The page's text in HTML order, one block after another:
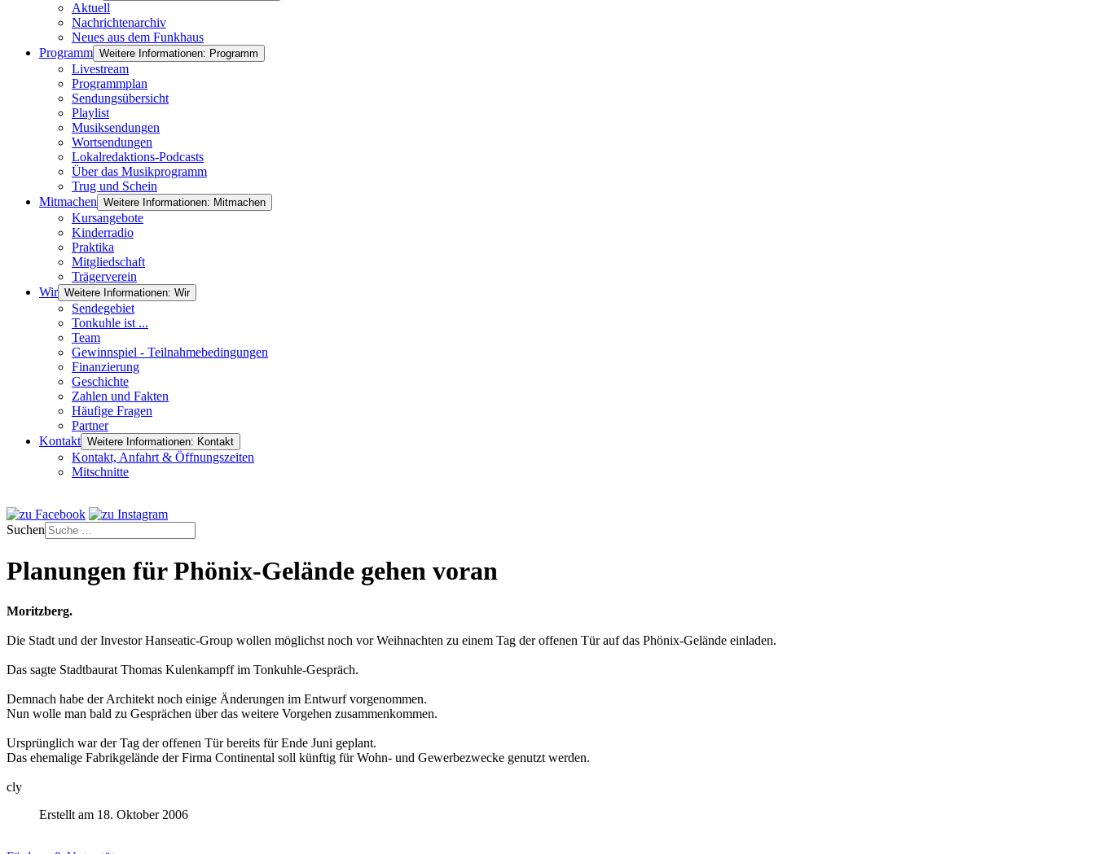
Aktuell
Nachrichtenarchiv
Neues aus dem Funkhaus
Programm Weitere Informationen: Programm
Livestream
Programmplan
Sendungsübersicht
Playlist
Musiksendungen
Wortsendungen
Lokalredaktions-Podcasts
Über das Musikprogramm
Trug und Schein
Mitmachen Weitere Informationen: Mitmachen
Kursangebote
Kinderradio
Praktika
Mitgliedschaft
Trägerverein
Wir Weitere Informationen: Wir
Sendegebiet
Tonkuhle ist ...
Team
Gewinnspiel - Teilnahmebedingungen
Finanzierung
Geschichte
Zahlen und Fakten
Häufige Fragen
Partner
Kontakt Weitere Informationen: Kontakt
Kontakt, Anfahrt & Öffnungszeiten
Mitschnitte
Suchen
Planungen für Phönix-Gelände gehen voran
Moritzberg.
Die Stadt und der Investor Hanseatic-Group wollen möglichst noch vor Weihnachten zu einem Tag der offenen Tür auf das Phönix-Gelände einladen.
Das sagte Stadtbaurat Thomas Kulenkampff im Tonkuhle-Gespräch.
Demnach habe der Architekt noch einige Änderungen im Entwurf vorgenommen.
Nun wolle man bald zu Gesprächen über das weitere Vorgehen zusammenkommen.
Ursprünglich war der Tag der offenen Tür bereits für Ende Juni geplant.
Das ehemalige Fabrikgelände der Firma Continental soll künftig für Wohn- und Gewerbezwecke genutzt werden.
cly
Erstellt am 18. Oktober 2006